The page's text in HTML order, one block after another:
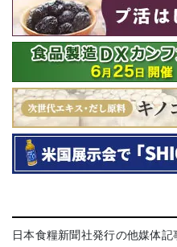
日本食糧新聞社発行の他媒体記